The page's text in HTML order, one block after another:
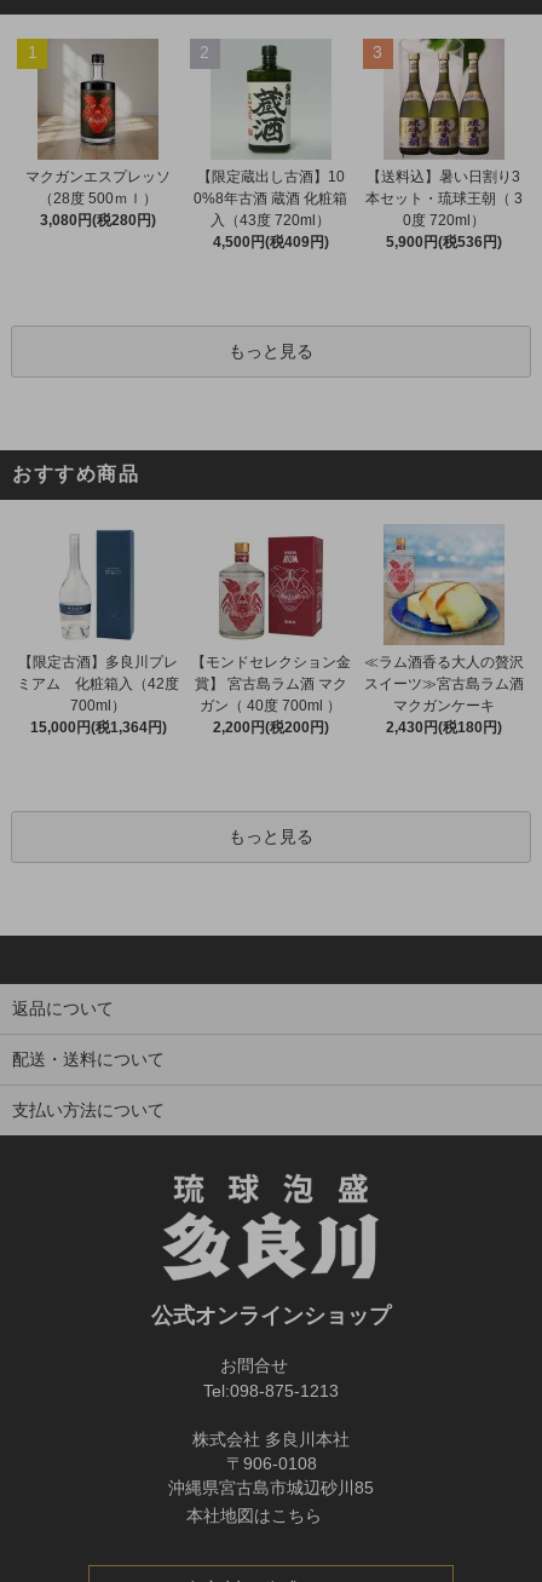
1
マクガンエスプレッソ
（28度 500ｍｌ）
3,080円(税280円)
2
【限定蔵出し古酒】10
0%8年古酒 蔵酒 化粧箱
入（43度 720ml）
4,500円(税409円)
3
【送料込】暑い日割り3
本セット・琉球王朝（ 3
0度 720ml）
5,900円(税536円)
もっと見る
おすすめ商品
【限定古酒】多良川プレ
ミアム 化粧箱入（42度
700ml）
15,000円(税1,364円)
【モンドセレクション金
賞】 宮古島ラム酒 マク
ガン（ 40度 700ml ）
2,200円(税200円)
≪ラム酒香る大人の贅沢
スイーツ≫宮古島ラム酒
マクガンケーキ
2,430円(税180円)
もっと見る
返品について
配送・送料について
支払い方法について
公式オンラインショップ
お問合せ
Tel:098-875-1213
株式会社 多良川本社
〒906-0108
沖縄県宮古島市城辺砂川85
本社地図はこちら